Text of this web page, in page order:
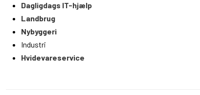
Dagligdags IT-hjælp
Landbrug
Nybyggeri
Industri
Hvidevareservice​